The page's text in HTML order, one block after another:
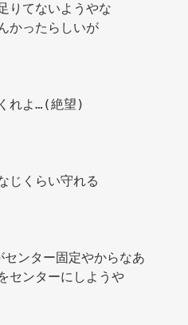
りてないようやな
かったらしいが
れよ…(絶望)
じくらい守れる
センター固定やからなあ
センターにしようや